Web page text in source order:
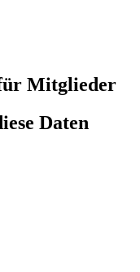
Mitglieder
Daten